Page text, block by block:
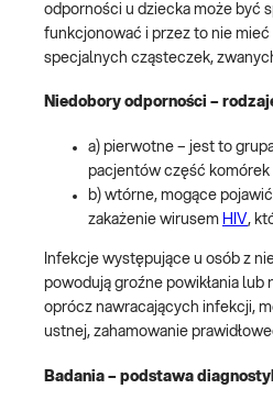
odporności u dziecka może być
funkcjonować i przez to nie mieć
specjalnych cząsteczek,
Niedobory odporności –
a) pierwotne – jest to
pacjentów część komórek
b) wtórne, mogące
zakażenie wirusem HIV,
Infekcje występujące u osób z
powodują groźne powikłania
oprócz nawracających infekcji,
ustnej, zahamowanie
Badania – podstawa